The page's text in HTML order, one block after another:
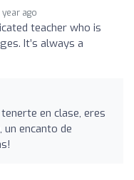
year ago
teacher who is
It’s always a
en clase, eres
un encanto de